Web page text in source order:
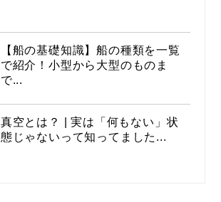
【船の基礎知識】船の種類を一覧
で紹介！小型から大型のものま
で...
真空とは？ | 実は「何もない」状
態じゃないって知ってました...